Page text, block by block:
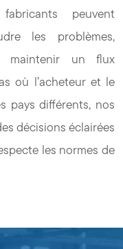
peuvent
les problèmes,
maintenir un flux
où l’acheteur et le
pays différents, nos
décisions éclairées
les normes de